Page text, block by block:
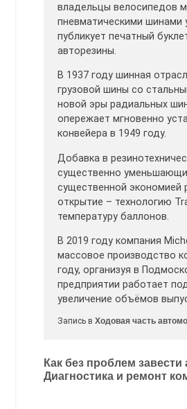
владельцы велосипедов
пневматическими шинами
публикует печатный
авторезины.
В 1937 году шинная
грузовой шины со
новой эры радиальных
опережает мгновенно
конвейера в 1949 году.
Добавка в
существенно
существенной экономией
открытие – технологию
температуру баллонов.
В 2019 году компания
массовое производство
году, организуя в
предприятии работает
увеличение объёмов
Запись в Ходовая часть
Навигация
по
Как без проблем
Диагностика и ремонт